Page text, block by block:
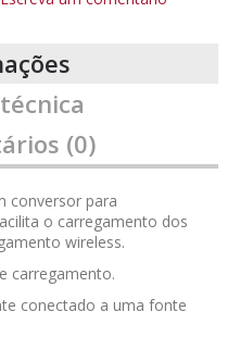
(0)
conversor para
o carregamento dos
wireless.
carregamento.
conectado a uma fonte